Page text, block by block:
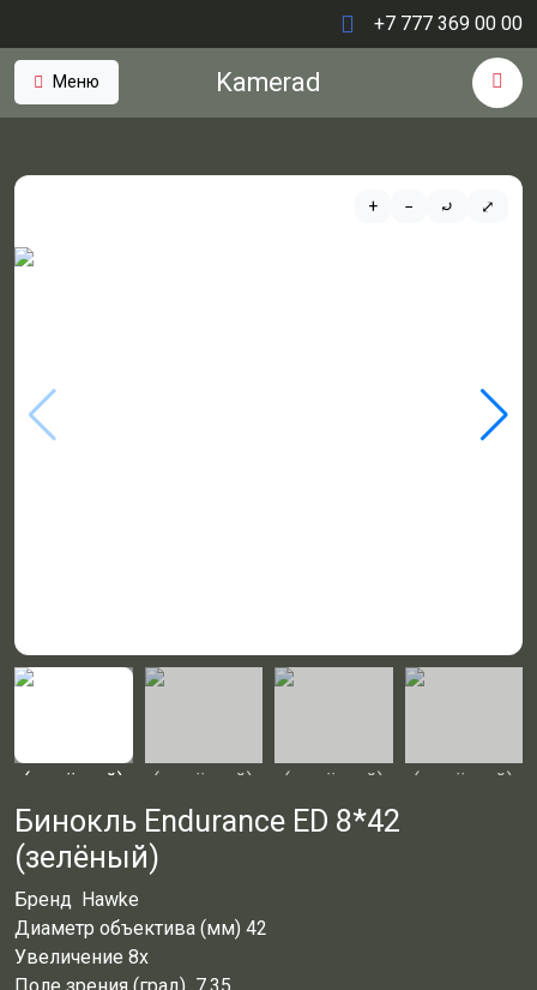
+7 777 369 00 00
Меню Kamerad
+ − ⤾ ⤢
Бинокль Endurance ED 8*42
(зелёный)
Бренд Hawke
Диаметр объектива (мм) 42
Увеличение 8х
Поле зрения (град) 7.35